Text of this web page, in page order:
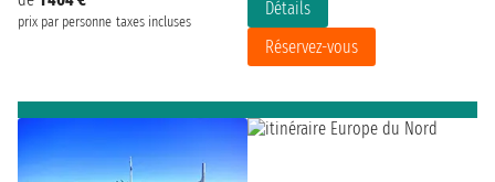
prix par personne taxes incluses
Détails
Réservez-vous